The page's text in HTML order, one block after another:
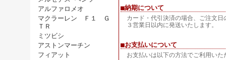
アルファロメオ
マクラーレン Ｆ１ Ｇ
ＴＲ
ミツビシ
アストンマーチン
フィアット
■納期について
カード・代引決済の場合、ご注文日
３営業日以内に発送いたします。
■お支払いについて
お支払いは以下の方法でご利用いた